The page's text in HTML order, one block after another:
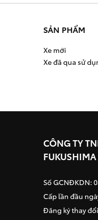
SẢN PHẨM
Xe mới
Xe đã qua sử
CÔNG TY
Số GCNĐKDN:
Cấp lần đầu
Đăng ký thay